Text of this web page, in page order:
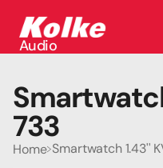
Audio
Auriculares
Conectividad
Gaming
Seguridad
733
Home Smartwatch 1.43''